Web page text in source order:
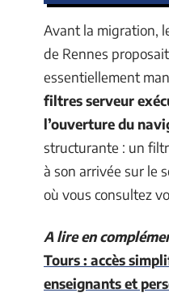
Avant la migration,
de Rennes
essentiellement
filtres serveur
l’ouverture du
structurante : un
à son arrivée sur le
où vous consultez
A lire en
Tours : accès
enseignants et